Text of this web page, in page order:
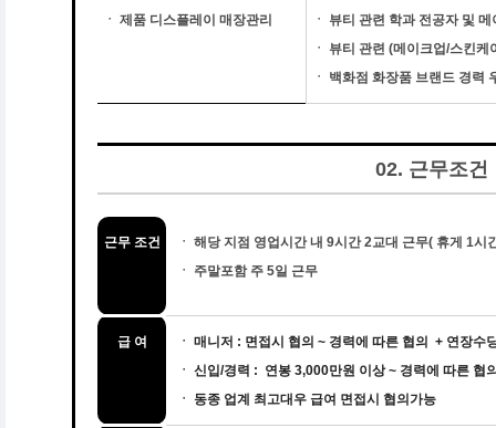
ㆍ 제품 디스플레이 매장관리
ㆍ
뷰티 관련 학과 전공자 및
ㆍ
뷰티 관련 (메이크업/스킨케
ㆍ
백화점 화장품 브랜드 경력
02. 근무조건
근무 조건 ㆍ 해당 지점 영업시간 내 9시간 2교대 근무( 휴게 1시
ㆍ 주말포함 주 5일 근무
급 여
ㆍ 매니저 : 면접시 협의 ~ 경력에 따른 협의 + 연장수
ㆍ 신입/경력 : 연봉 3,000만원 이상 ~ 경력에 따른 협
ㆍ 동종 업계 최고대우 급여 면접시 협의가능